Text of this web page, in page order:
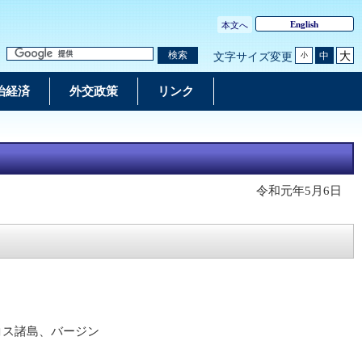
本文へ English
検索 文字サイズ変更 小 中 大
経済 外交政策 リンク
令和元年5月6日
ス諸島、バージン